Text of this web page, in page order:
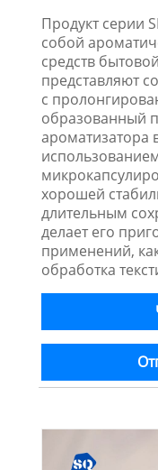
Продукт серии
собой
средств
представляют
с
образованный
ароматизатора
хорошей
длительным
делает его
применений,
обработка